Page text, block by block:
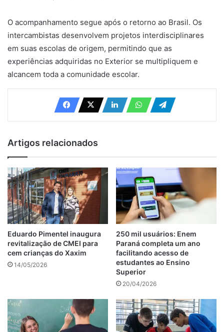
O acompanhamento segue após o retorno ao Brasil. Os
intercambistas desenvolvem projetos interdisciplinares
em suas escolas de origem, permitindo que as
experiências adquiridas no Exterior se multipliquem e
alcancem toda a comunidade escolar.
Artigos relacionados
Eduardo Pimentel inaugura
revitalização de CMEI para
cem crianças do Xaxim
14/05/2026
250 mil usuários: Enem
Paraná completa um ano
facilitando acesso de
estudantes ao Ensino
Superior
20/04/2026